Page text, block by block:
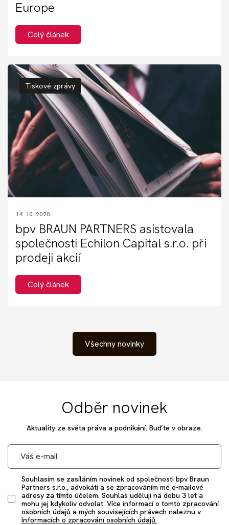
Europe
Celý článek
Tiskové zprávy
14. 10. 2020
bpv BRAUN PARTNERS asistovala
společnosti Echilon Capital s.r.o. při
prodeji akcií
Celý článek
Všechny novinky
Odběr novinek
Aktuality ze světa práva a podnikání. Buďte v obraze.
Souhlasím se zasíláním novinek od společnosti bpv Braun
Partners s.r.o., advokáti a se zpracováním mé e-mailové
adresy za tímto účelem. Souhlas uděluji na dobu 3 let a
mohu jej kdykoliv odvolat. Více informací o tomto zpracování
osobních údajů a mých souvisejících právech naleznu v
Informacích o zpracování osobních údajů.